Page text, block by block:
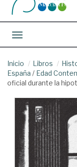
Toggle navigation
Inicio Libros
España / Edad
oficial durante la